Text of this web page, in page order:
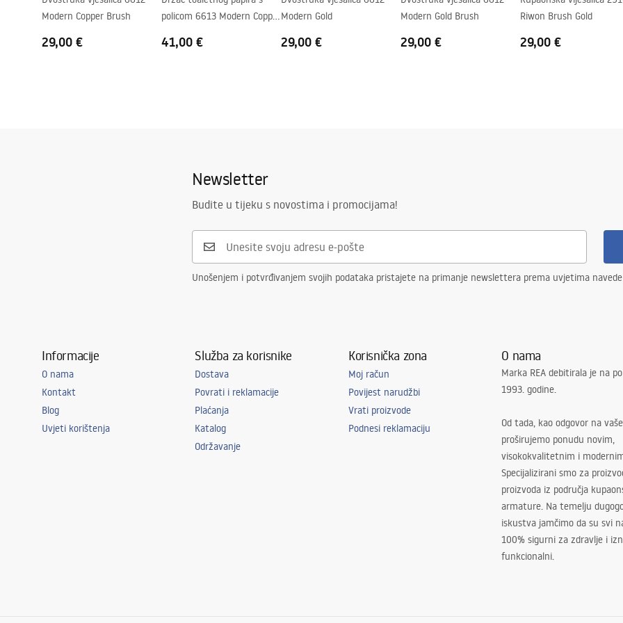
Modern Copper Brush
29,00 €
policom 6613 Modern Copper
41,00 €
Modern Gold
29,00 €
Modern Gold Brush
29,00 €
Riwon Brush Gold
29,00 €
Newsletter
Budite u tijeku s novostima i promocijama!
Unošenjem i potvrđivanjem svojih podataka pristajete na primanje newslettera prema uvjetima
Informacije
O nama
Kontakt
Blog
Uvjeti korištenja
Služba za korisnike
Dostava
Povrati i reklamacije
Plaćanja
Katalog
Održavanje
Korisnička zona
Moj račun
Povijest narudžbi
Vrati proizvode
Podnesi reklamaciju
O nama
Marka REA debitirala je na
1993. godine.
Od tada, kao odgovor na
proširujemo ponudu novim,
visokokvalitetnim i
Specijalizirani smo za
proizvoda iz područja
armature. Na temelju
iskustva jamčimo da su svi
100% sigurni za zdravlje i
funkcionalni.